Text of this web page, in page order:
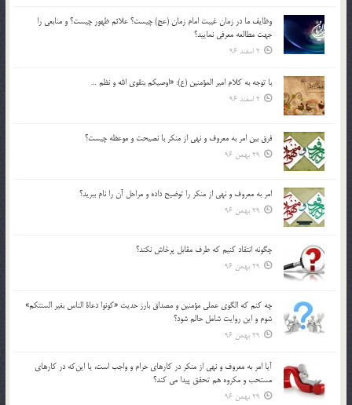
وظايف ما در زمان غيبت امام زمان (عج) چيست؟ علائم ظهور چيست؟ و منابعي را
جهت مطالعه معرفي نماييد؟
2 اسفند 96
با توجه به كلام امير المؤمنين (ع): «اوصيكم بتقوي الله و نظم …
2 اسفند 96
فرق بين امر به معروف و نهي از منكر با نصيحت و موعظه چيست؟
29 بهمن 96
امر به معروف و نهي از منكر را توضيح داده و مراحل آن را نام ببريد؟
29 بهمن 96
چگونه انتقاد كنيم كه طرف مقابل پرخاش نكند؟
29 بهمن 96
چه كنم كه الگوي عملي مؤمنين و مصداق بارز حديث «كونوا دعاة الناس بغير السنتكم»
شوم و اين روايت شامل حالم شود؟
29 بهمن 96
آيا امر به معروف و نهي از منكر در كارهاي حرام و واجب است، يا اين‌كه در كارهاي
مستحب و مكروه هم تحقق پيدا مي كند؟
29 بهمن 96